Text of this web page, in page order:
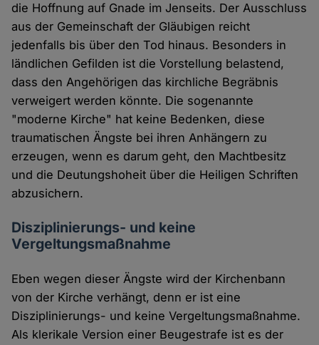
die Hoffnung auf Gnade im Jenseits. Der Ausschluss
aus der Gemeinschaft der Gläubigen reicht
jedenfalls bis über den Tod hinaus. Besonders in
ländlichen Gefilden ist die Vorstellung belastend,
dass den Angehörigen das kirchliche Begräbnis
verweigert werden könnte. Die sogenannte
"moderne Kirche" hat keine Bedenken, diese
traumatischen Ängste bei ihren Anhängern zu
erzeugen, wenn es darum geht, den Machtbesitz
und die Deutungshoheit über die Heiligen Schriften
abzusichern.
Disziplinierungs- und keine
Vergeltungsmaßnahme
Eben wegen dieser Ängste wird der Kirchenbann
von der Kirche verhängt, denn er ist eine
Disziplinierungs- und keine Vergeltungsmaßnahme.
Als klerikale Version einer Beugestrafe ist es der